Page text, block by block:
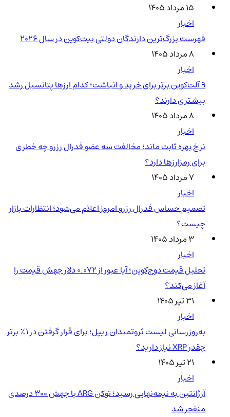
۱۵ مرداد ۱۴۰۵
اخبار
فهرست بزرگ‌ترین دارندگان دولتی بیت‌کوین در سال 2026
۸ مرداد ۱۴۰۵
اخبار
۹ آلت‌کوین برتر برای خرید و انباشت؛ کدام ارزها پتانسیل رشد
بیشتری دارند؟
۸ مرداد ۱۴۰۵
اخبار
نرخ بهره ثابت ماند؛ مخالفت سه عضو فدرال رزرو چه خطری
برای رمزارزها دارد؟
۷ مرداد ۱۴۰۵
اخبار
تصمیم حساس فدرال رزرو امروز اعلام می‌شود؛ انتظارات بازار
چیست؟
۳ مرداد ۱۴۰۵
اخبار
تحلیل قیمت دوج‌کوین؛ آیا عبور از ۰.۰۷۲ دلار جهش قیمت را
آغاز می‌کند؟
۳۱ تیر ۱۴۰۵
اخبار
به‌روزرسانی لیست ثروتمندان ریپل؛ برای قرار گرفتن در ۱٪ برتر
چقدر XRP نیاز دارید؟
۲۱ تیر ۱۴۰۵
اخبار
آرژانتین به نیمه‌نهایی رسید؛ توکن ARG با جهش ۳۰۰ درصدی
منفجر شد